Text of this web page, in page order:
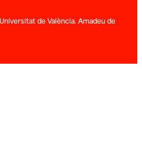
de València. Amadeu de